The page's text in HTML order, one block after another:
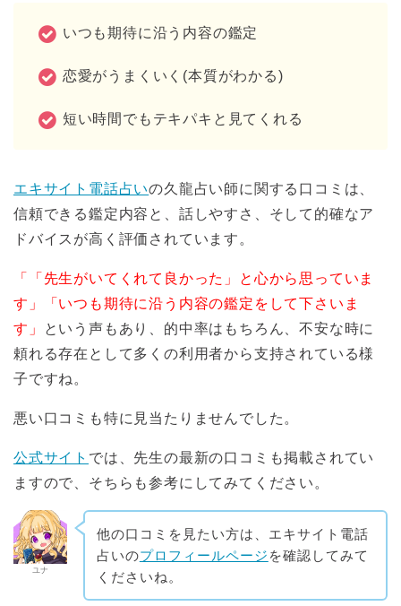
いつも期待に沿う内容の鑑定
恋愛がうまくいく(本質がわかる)
短い時間でもテキパキと見てくれる
エキサイト電話占いの久龍占い師に関する口コミは、
信頼できる鑑定内容と、話しやすさ、そして的確なア
ドバイスが高く評価されています。
「「先生がいてくれて良かった」と心から思っていま
す」「いつも期待に沿う内容の鑑定をして下さいま
す」
という声もあり、的中率はもちろん、不安な時に
頼れる存在として多くの利用者から支持されている様
子ですね。
悪い口コミも特に見当たりませんでした。
公式サイト では、先生の最新の口コミも掲載されてい
ますので、そちらも参考にしてみてください。
ユナ
他の口コミを見たい方は、エキサイト電話
占いのプロフィールページ を確認してみて
くださいね。